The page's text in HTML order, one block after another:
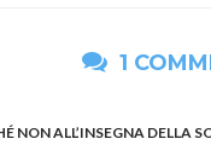
1
NON ALL’INSEGNA DELLA